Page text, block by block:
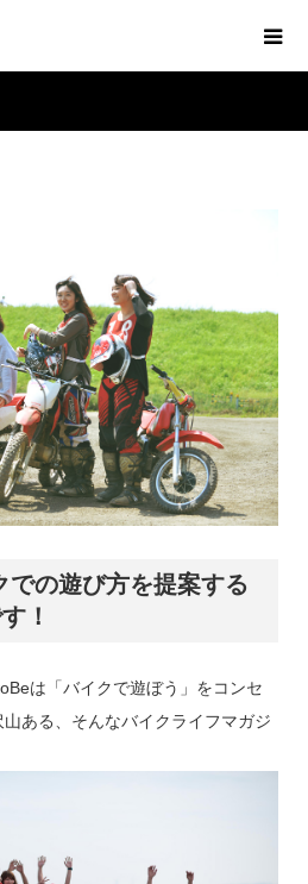
の遊び方を提案する
！
は「バイクで遊ぼう」をコンセ
ある、そんなバイクライフマガジ